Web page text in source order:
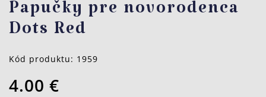
Papučky pre novorodenca
Dots Red
Kód produktu: 1959
4.00 €